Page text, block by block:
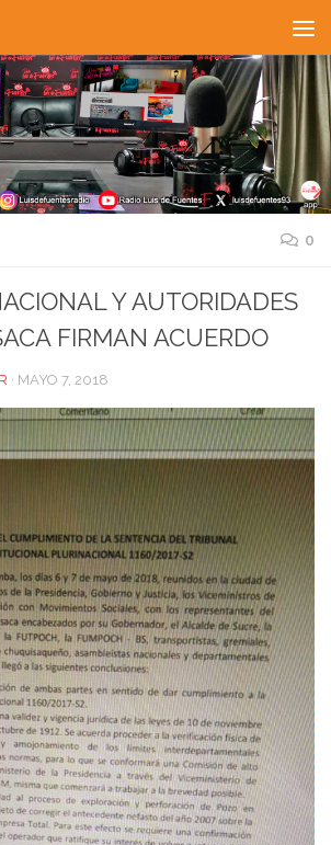
0
Y AUTORIDADES
FIRMAN ACUERDO
· MAYO 7, 2018